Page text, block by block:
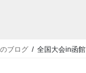
ブログ 全国大会in函館